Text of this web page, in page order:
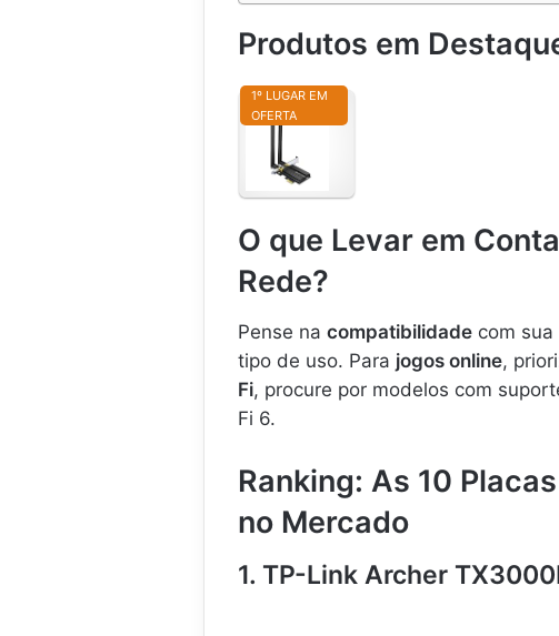
Produtos em
1º LUGAR EM
OFERTA
A
p
P
C
I
E
e
s
r
O que Levar em
Rede?
Pense na compatibilidade com
tipo de uso. Para jogos online,
Fi, procure por modelos com
Fi 6.
Ranking: As 10
no Mercado
1. TP-Link Archer